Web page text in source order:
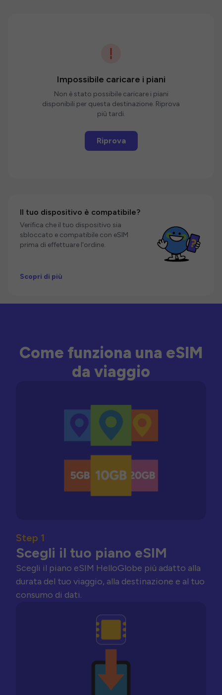
Impossibile caricare i piani
Non è stato possibile caricare i piani
disponibili per questa destinazione. Riprova
più tardi.
Riprova
Il tuo dispositivo è compatibile?
Verifica che il tuo dispositivo sia
sbloccato e compatibile con eSIM
prima di effettuare l'ordine.
Scopri di più
Come funziona una eSIM
da viaggio
Step 1
Scegli il tuo piano eSIM
Scegli il piano eSIM HelloGlobe più adatto alla
durata del tuo viaggio, alla destinazione e al tuo
consumo di dati.